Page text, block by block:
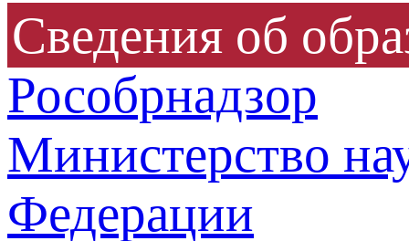
Сведения об
Рособрнадзор
Министерство
Федерации